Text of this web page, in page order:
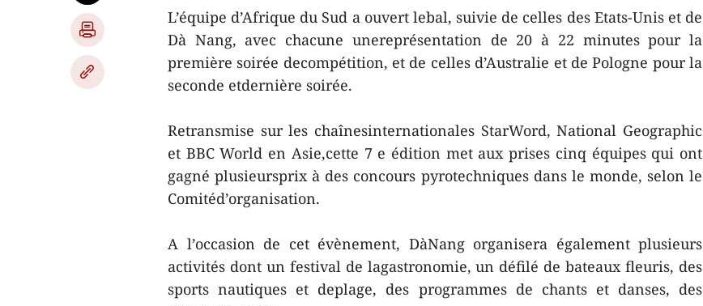
L’équipe d’Afrique du Sud a ouvert lebal, suivie de celles des Etats-Unis et de
Dà Nang, avec chacune unereprésentation de 20 à 22 minutes pour la
première soirée decompétition, et de celles d’Australie et de Pologne pour la
seconde etdernière soirée.
Retransmise sur les chaînesinternationales StarWord, National Geographic
et BBC World en Asie,cette 7 e édition met aux prises cinq équipes qui ont
gagné plusieursprix à des concours pyrotechniques dans le monde, selon le
Comitéd’organisation.
A l’occasion de cet évènement, DàNang organisera également plusieurs
activités dont un festival de lagastronomie, un défilé de bateaux fleuris, des
sports nautiques et deplage, des programmes de chants et danses, des